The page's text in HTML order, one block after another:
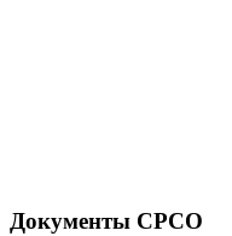
Документы СРСО